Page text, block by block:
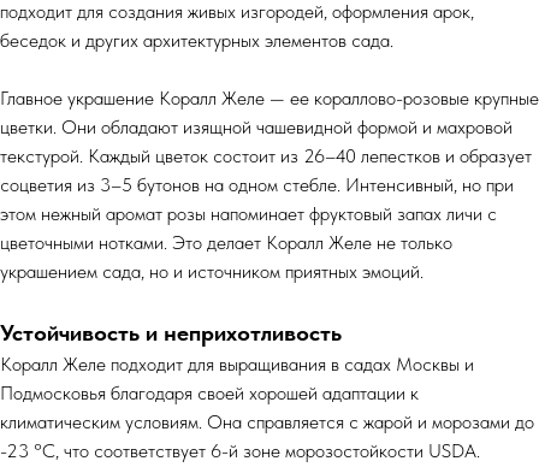
подходит для создания живых изгородей, оформления арок,
беседок и других архитектурных элементов сада.
Главное украшение Коралл Желе — ее кораллово-розовые крупные
цветки. Они обладают изящной чашевидной формой и махровой
текстурой. Каждый цветок состоит из 26–40 лепестков и образует
соцветия из 3–5 бутонов на одном стебле. Интенсивный, но при
этом нежный аромат розы напоминает фруктовый запах личи с
цветочными нотками. Это делает Коралл Желе не только
украшением сада, но и источником приятных эмоций.
Устойчивость и неприхотливость
Коралл Желе подходит для выращивания в садах Москвы и
Подмосковья благодаря своей хорошей адаптации к
климатическим условиям. Она справляется с жарой и морозами до
-23 °C, что соответствует 6-й зоне морозостойкости USDA.